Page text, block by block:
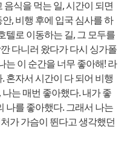
식을 먹는 일, 시간이 되면
, 비행 후에 입국 심사를 하
텔로 이동하는 길, 그 모두를
다니러 왔다가 다시 싱가폴
는 이 순간을 너무 좋아해! 라
혼자서 시간이 다 되어 비행
는 매번 좋아했다. 내가 좋
나를 좋아했다. 그래서 나는
가 가슴이 뛴다고 생각했던